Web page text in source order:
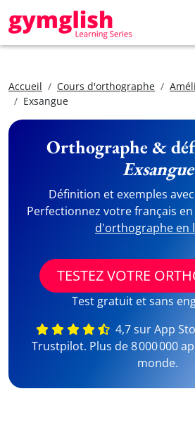
Accueil Cours d'orthographe
Exsangue
Orthographe &
Exsangue
Définition et exemples
Perfectionnez votre français
d'orthographe en
TESTEZ VOTRE
Test gratuit et sans
4,7 sur App
Trustpilot. Plus de 8 000 000
monde.